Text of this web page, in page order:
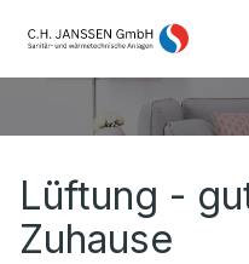
Lüftung -
Zuhause